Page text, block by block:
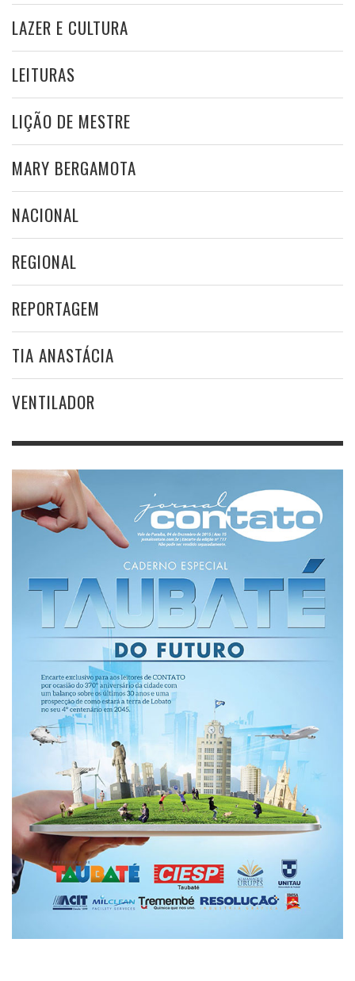
LAZER E CULTURA
LEITURAS
LIÇÃO DE MESTRE
MARY BERGAMOTA
NACIONAL
REGIONAL
REPORTAGEM
TIA ANASTÁCIA
VENTILADOR